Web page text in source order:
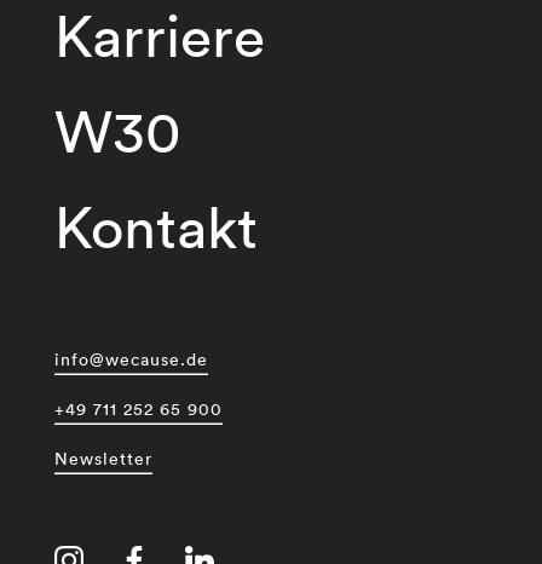
Karriere
W30
Kontakt
info@wecause.de
+49 711 252 65 900
Newsletter